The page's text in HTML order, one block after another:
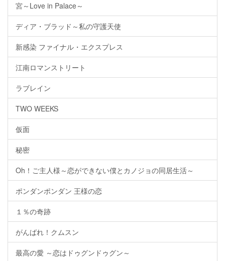
宮～Love in Palace～
ディア・ブラッド～私の守護天使
新感染 ファイナル・エクスプレス
江南ロマンストリート
ラブレイン
TWO WEEKS
仮面
秘密
Oh！ご主人様～恋ができない僕とカノジョの同居生活～
ポンダンポンダン 王様の恋
１％の奇跡
がんばれ！クムスン
最高の愛 ～恋はドゥグンドゥグン～